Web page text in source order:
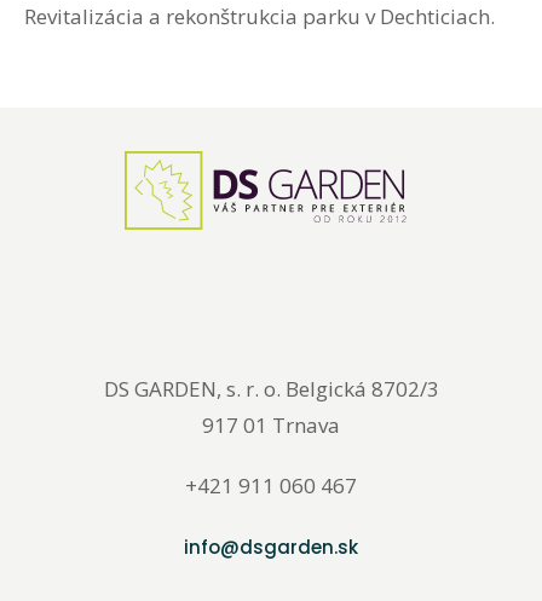
Revitalizácia a rekonštrukcia parku v Dechticiach.
DS GARDEN, s. r. o. Belgická 8702/3
917 01 Trnava
+421 911 060 467
info@dsgarden.sk